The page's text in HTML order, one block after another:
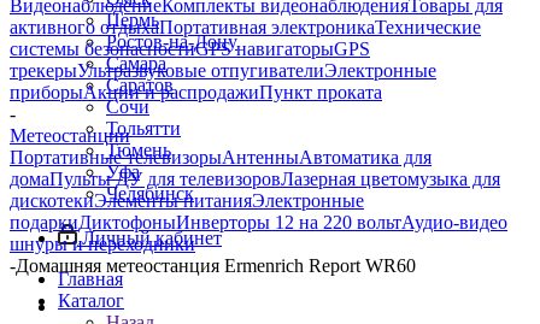
Пермь
Ростов-на-Дону
Самара
Саратов
Сочи
Тольятти
Тюмень
Уфа
Челябинск
Личный кабинет
Главная
Каталог
ВидеонаблюдениеКомплекты видеонаблюденияТовары для
активного отдыхаПортативная электроникаТехнические
системы безопасностиGPS навигаторыGPS
трекерыУльтразвуковые отпугивателиЭлектронные
приборыАкции и распродажиПункт проката
-
Метеостанции
Портативные телевизорыАнтенныАвтоматика для
домаПульты ДУ для телевизоровЛазерная цветомузыка для
дискотекиЭлементы питанияЭлектронные
подаркиДиктофоныИнверторы 12 на 220 вольтАудио-видео
шнуры и переходники
-Домашняя метеостанция Ermenrich Report WR60